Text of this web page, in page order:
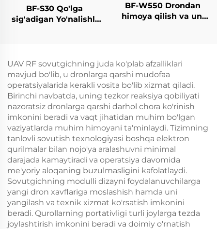
BF-S30 Qo'lga
sig'adigan Yo'nalishli
BF-W550 Drondan
himoya qilish va uni
UAV RF sovutgichning juda ko'plab afzalliklari
mavjud bo'lib, u dronlarga qarshi mudofaa
operatsiyalarida kerakli vosita bo'lib xizmat qiladi.
Birinchi navbatda, uning tezkor reaksiya qobiliyati
nazoratsiz dronlarga qarshi darhol chora ko'rinish
imkonini beradi va vaqt jihatidan muhim bo'lgan
vaziyatlarda muhim himoyani ta'minlaydi. Tizimning
tanlovli sovutish texnologiyasi boshqa elektron
qurilmalar bilan nojo'ya aralashuvni minimal
darajada kamaytiradi va operatsiya davomida
me'yoriy aloqaning buzulmasligini kafolatlaydi.
Sovutgichning modulli dizayni foydalanuvchilarga
yangi dron xavflariga moslashish hamda uni
yangilash va texnik xizmat ko'rsatish imkonini
beradi. Qurollarning portativligi turli joylarga tezda
joylashtirish imkonini beradi va doimiy o'rnatish